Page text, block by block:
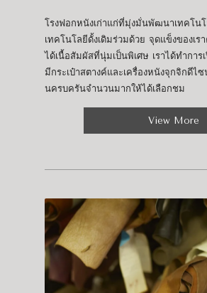
โรงฟอกหนังเก่าแก่ที่มุ่งมั่นพัฒนาเทคโน
เทคโนโลยีดั้งเดิมร่วมด้วย จุดแข็งของเร
ได้เนื้อสัมผัสที่นุ่มเป็นพิเศษ เราได้ทำกา
มีกระเป๋าสตางค์และเครื่องหนังจุกจิกดีไ
นครบครันจำนวนมากให้ได้เลือกชม
View More